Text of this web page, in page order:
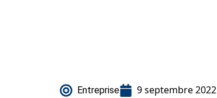
Entreprise 9 septembre 2022